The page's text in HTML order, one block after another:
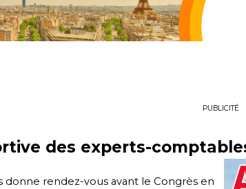
PUBLICITÉ
des experts-
donne rendez-vous avant le Congrès en